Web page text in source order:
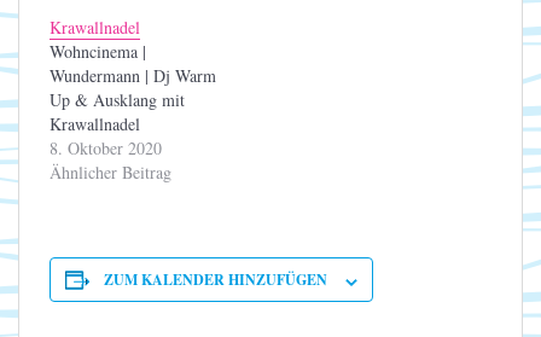
Krawallnadel
Wohncinema |
Wundermann | Dj Warm
Up & Ausklang mit
Krawallnadel
8. Oktober 2020
Ähnlicher Beitrag
ZUM KALENDER HINZUFÜGEN